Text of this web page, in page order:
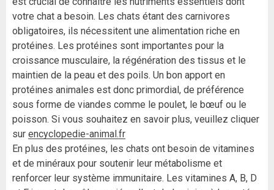
votre chat a besoin. Les chats étant des carnivores
obligatoires, ils nécessitent une alimentation riche en
protéines. Les protéines sont importantes pour la
croissance musculaire, la régénération des tissus et le
maintien de la peau et des poils. Un bon apport en
protéines animales est donc primordial, de préférence
sous forme de viandes comme le poulet, le bœuf ou le
poisson. Si vous souhaitez en savoir plus, veuillez cliquer
sur encyclopedie-animal.fr
En plus des protéines, les chats ont besoin de vitamines
et de minéraux pour soutenir leur métabolisme et
renforcer leur système immunitaire. Les vitamines A, B, D